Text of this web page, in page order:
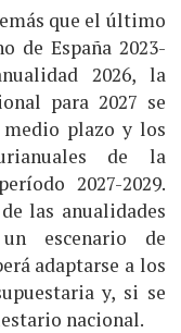
que el último
de España 2023-
2026, la
para 2027 se
plazo y los
de la
2027-2029.
las anualidades
escenario de
adaptarse a los
y, si se
nacional.